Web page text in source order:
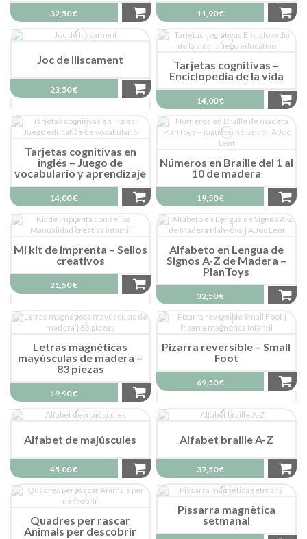
32,50 € 11,90 €
Joc de lliscament
23,50 €
Tarjetas cognitivas –
Enciclopedia de la vida
14,00 €
Tarjetas cognitivas en
inglés – Juego de
vocabulario y aprendizaje
14,00 €
Números en Braille del 1 al
10 de madera
19,50 €
Mi kit de imprenta – Sellos
creativos
21,50 €
Alfabeto en Lengua de
Signos A-Z de Madera –
PlanToys
32,50 €
Letras magnéticas
mayúsculas de madera –
83 piezas
19,90 €
Pizarra reversible – Small
Foot
69,50 €
Alfabet de majúscules
45,00 €
Alfabet braille A-Z
37,50 €
Quadres per rascar
Animals per descobrir
Pissarra magnètica
setmanal